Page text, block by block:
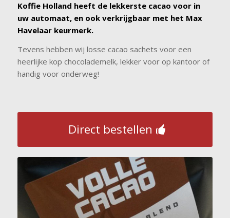
Koffie Holland heeft de lekkerste cacao voor in
uw automaat, en ook verkrijgbaar met het Max
Havelaar keurmerk.
Tevens hebben wij losse cacao sachets voor een
heerlijke kop chocolademelk, lekker voor op kantoor of
handig voor onderweg!
Direct bestellen